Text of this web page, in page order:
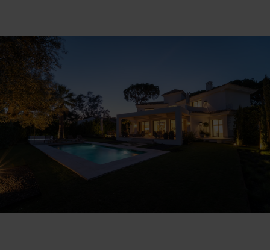
den Außenbereich in ein
raffiniertes und einladendes
Ambiente - perfekt für jeden
Moment des Tages.